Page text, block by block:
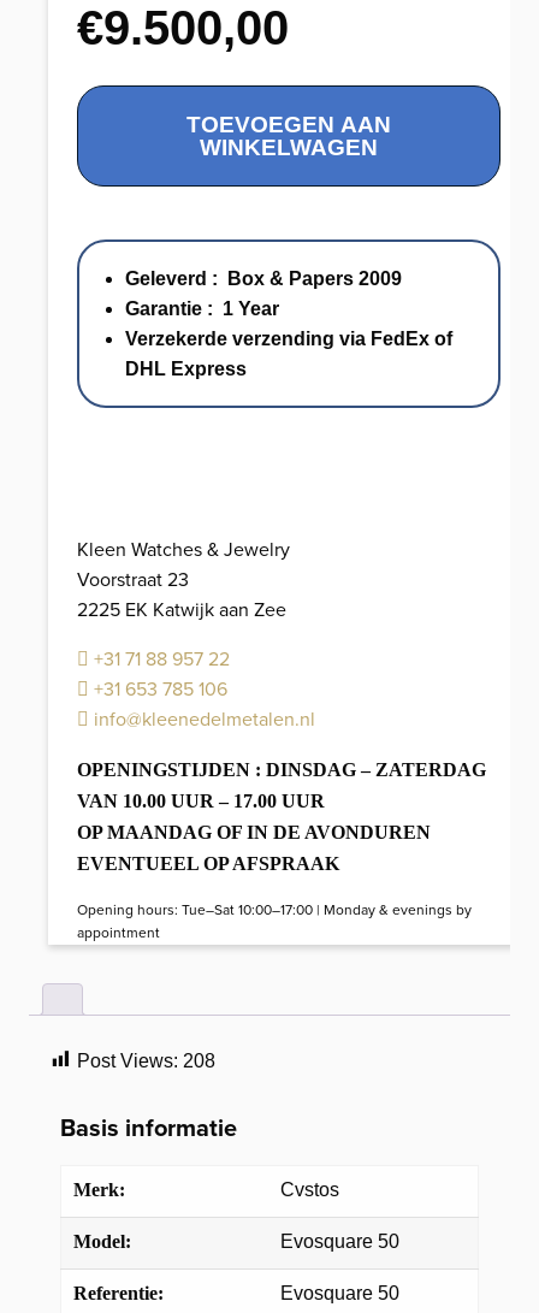
€9.500,00
Cvstos
Chronograph
Steel
Strap
Set
TOEVOEGEN AAN
WINKELWAGEN
Geleverd : Box & Papers 2009
Garantie : 1 Year
Verzekerde verzending via FedEx of
DHL Express
Kleen Watches & Jewelry
Voorstraat 23
2225 EK Katwijk aan Zee
+31 71 88 957 22
+31 653 785 106
info@kleenedelmetalen.nl
OPENINGSTIJDEN : DINSDAG – ZATERDAG
VAN 10.00 UUR – 17.00 UUR
OP MAANDAG OF IN DE AVONDUREN
EVENTUEEL OP AFSPRAAK
Opening hours: Tue–Sat 10:00–17:00 | Monday & evenings by
appointment
Post Views: 208
Basis informatie
Merk: Cvstos
Model: Evosquare 50
Referentie: Evosquare 50